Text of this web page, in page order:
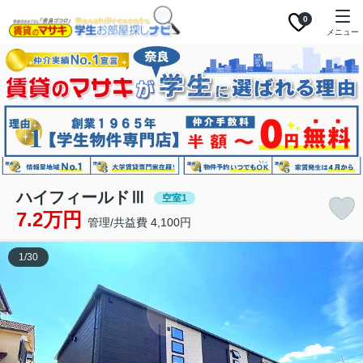
0
メニュー
ハイフィールドⅢ 空室1
7.2万円 管理/共益費 4,100円
1/30